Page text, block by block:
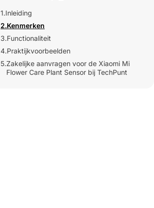
1.Inleiding
2.Kenmerken
3.Functionaliteit
4.Praktijkvoorbeelden
5.Zakelijke aanvragen voor de Xiaomi Mi
Flower Care Plant Sensor bij TechPunt